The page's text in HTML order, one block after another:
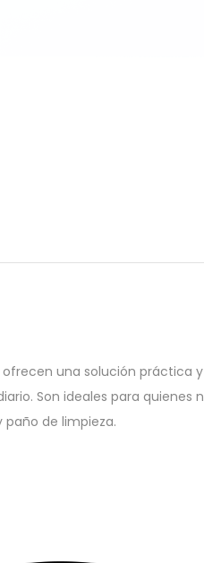
una solución práctica
Son ideales para
de limpieza.